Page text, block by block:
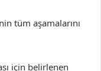
tüm aşamalarını
için belirlenen